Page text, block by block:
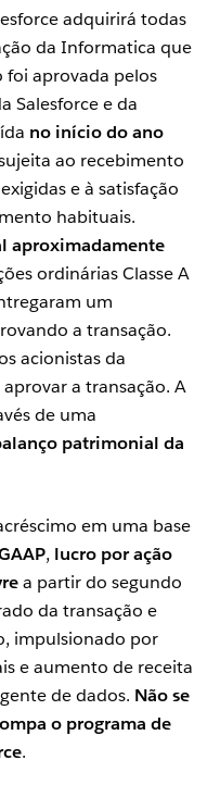
adquirirá todas
da Informatica que
foi aprovada pelos
Salesforce e da
no início do ano
ao recebimento
e à satisfação
habituais.
aproximadamente
ordinárias Classe A
um
a transação.
acionistas da
a transação. A
de uma
patrimonial da
em uma base
, lucro por ação
a partir do segundo
da transação e
impulsionado por
e aumento de receita
de dados. Não se
o programa de
.